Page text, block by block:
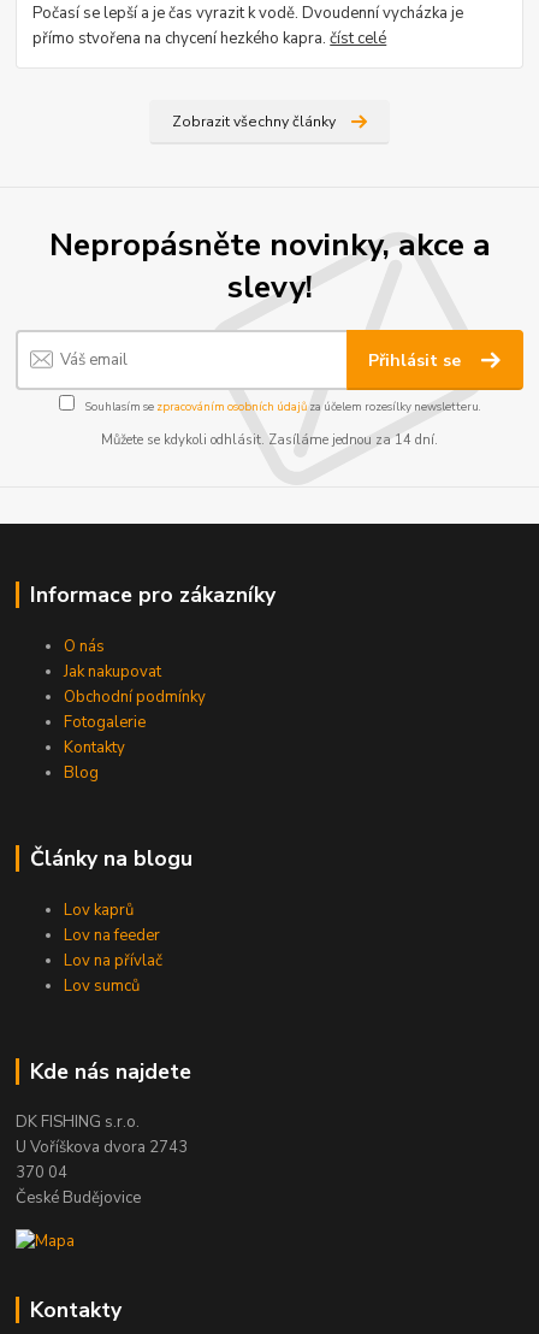
Počasí se lepší a je čas vyrazit k vodě. Dvoudenní vycházka je
přímo stvořena na chycení hezkého kapra.číst celé
Zobrazit všechny články
Nepropásněte novinky, akce a
slevy!
Přihlásit se
Souhlasím se zpracováním osobních údajůza účelem rozesílky newsletteru.
Můžete se kdykoli odhlásit. Zasíláme jednou za 14 dní.
Informace pro zákazníky
O nás
Jak nakupovat
Obchodní podmínky
Fotogalerie
Kontakty
Blog
Články na blogu
Lov kaprů
Lov na feeder
Lov na přívlač
Lov sumců
Kde nás najdete
DK FISHING s.r.o.
U Voříškova dvora 2743
370 04
České Budějovice
Kontakty